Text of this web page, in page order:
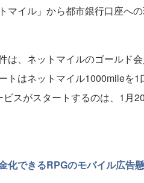
マイル」から都市銀行口座へ
は、ネットマイルのゴールド
トはネットマイル1000mileを
スがスタートするのは、1月
化できるRPGのモバイル広告